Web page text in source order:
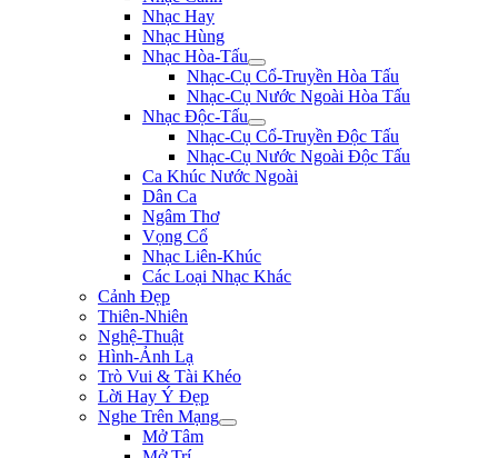
Nhạc Hay
Nhạc Hùng
Nhạc Hòa-Tấu
Nhạc-Cụ Cổ-Truyền Hòa Tấu
Nhạc-Cụ Nước Ngoài Hòa Tấu
Nhạc Độc-Tấu
Nhạc-Cụ Cổ-Truyền Độc Tấu
Nhạc-Cụ Nước Ngoài Độc Tấu
Ca Khúc Nước Ngoài
Dân Ca
Ngâm Thơ
Vọng Cổ
Nhạc Liên-Khúc
Các Loại Nhạc Khác
Cảnh Đẹp
Thiên-Nhiên
Nghệ-Thuật
Hình-Ảnh Lạ
Trò Vui & Tài Khéo
Lời Hay Ý Đẹp
Nghe Trên Mạng
Mở Tâm